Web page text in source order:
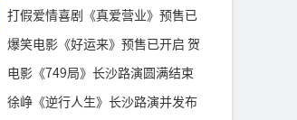
打假爱情喜剧《真爱营业》预售已
爆笑电影《好运来》预售已开启 贺
电影《749局》长沙路演圆满结束
徐峥《逆行人生》长沙路演并发布